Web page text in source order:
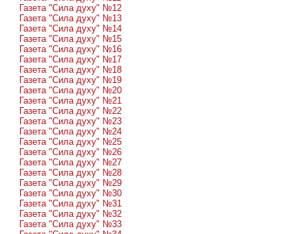
Газета "Сила духу" №12
Газета "Сила духу" №13
Газета "Сила духу" №14
Газета "Сила духу" №15
Газета "Сила духу" №16
Газета "Сила духу" №17
Газета "Сила духу" №18
Газета "Сила духу" №19
Газета "Сила духу" №20
Газета "Сила духу" №21
Газета "Сила духу" №22
Газета "Сила духу" №23
Газета "Сила духу" №24
Газета "Сила духу" №25
Газета "Сила духу" №26
Газета "Сила духу" №27
Газета "Сила духу" №28
Газета "Сила духу" №29
Газета "Сила духу" №30
Газета "Сила духу" №31
Газета "Сила духу" №32
Газета "Сила духу" №33